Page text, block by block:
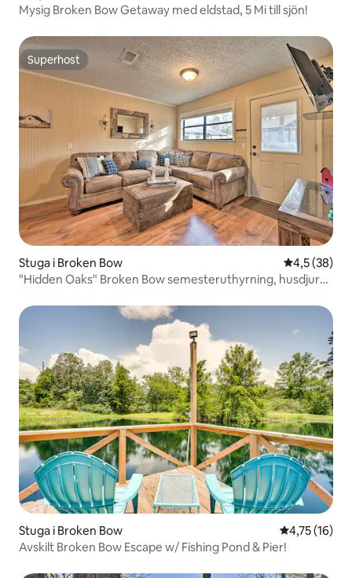
Mysig Broken Bow Getaway med eldstad, 5 Mi till sjön!
Superhost
Superhost
Stuga i Broken Bow 4,5 av 5 i
4,5 (38)
"Hidden Oaks" Broken Bow semesteruthyrning, husdjur
Stuga i Broken Bow 4,75 av 5 i
4,75 (16)
Avskilt Broken Bow Escape w/ Fishing Pond & Pier!